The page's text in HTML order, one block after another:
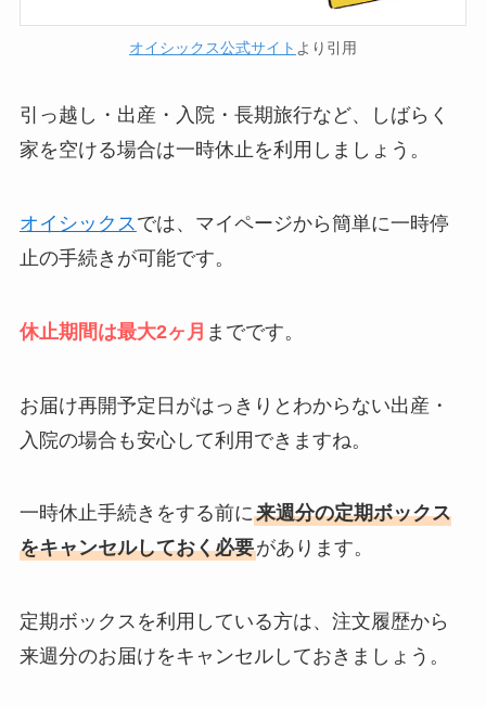
オイシックス公式サイト より引用
引っ越し・出産・入院・長期旅行など、しばらく
家を空ける場合は一時休止を利用しましょう。
オイシックス では、マイページから簡単に一時停
止の手続きが可能です。
休止期間は最大2ヶ月 までです。
お届け再開予定日がはっきりとわからない出産・
入院の場合も安心して利用できますね。
一時休止手続きをする前に来週分の定期ボックス
をキャンセルしておく必要があります。
定期ボックスを利用している方は、注文履歴から
来週分のお届けをキャンセルしておきましょう。